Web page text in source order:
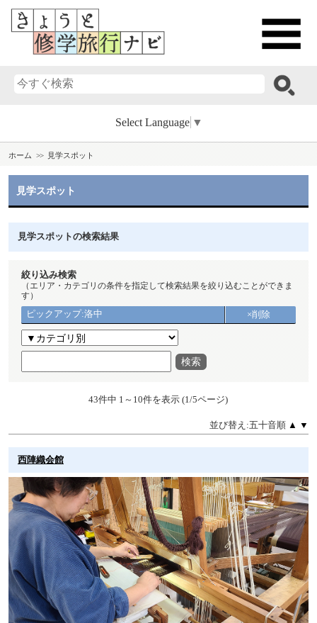
Select Language ▼
ホーム 見学スポット
見学スポット
見学スポットの検索結果
絞り込み検索
（エリア・カテゴリの条件を指定して検索結果を絞り込むことができま
す）
ピックアップ:洛中
×削除
検索
43件中 1～10件を表示 (1/5ページ)
並び替え:五十音順 ▲ ▼
西陣織会館